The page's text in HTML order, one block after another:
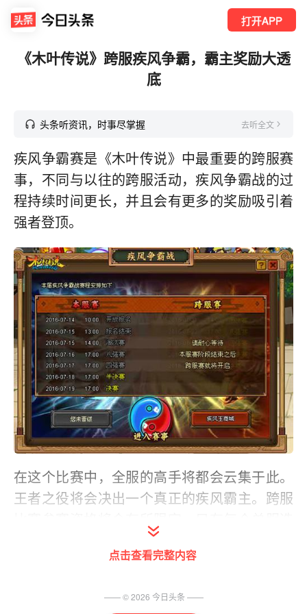
打开APP
《木叶传说》跨服疾风争霸，霸主奖励大透
底
头条听资讯，时事尽掌握 去听全文
疾风争霸赛是《木叶传说》中最重要的跨服赛
事，不同与以往的跨服活动，疾风争霸战的过
程持续时间更长，并且会有更多的奖励吸引着
强者登顶。
在这个比赛中，全服的高手将都会云集于此。
王者之役将会决出一个真正的疾风霸主。跨服
拔赛中16强的选手才能 够有入围参赛的资格。
在这些强者中，系统也将会随机分派对手，同
行循环比拼最后决出跨服比赛的16强。跨服比
点击查看完整内容
—— ©2026 今日头条 ——